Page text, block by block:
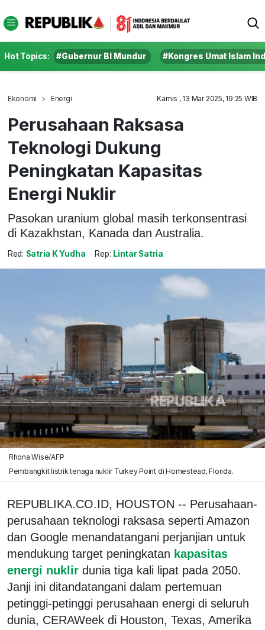
Hot Topics: #Gubernur BI Mundur #Kongres Umat Islam
Ekonomi Energi Kamis , 13 Mar 2025, 19:25 WIB
Perusahaan Raksasa
Teknologi Dukung
Peningkatan Kapasitas
Energi Nuklir
Pasokan uranium global masih terkonsentrasi
di Kazakhstan, Kanada dan Australia.
Red: Satria K Yudha Rep: Lintar Satria
Rhona Wise/AFP
Pembangkit listrik tenaga nuklir Turkey Point di Homestead, Florida.
REPUBLIKA.CO.ID, HOUSTON -- Perusahaan-
perusahaan teknologi raksasa seperti Amazon
dan Google menandatangani perjanjian untuk
mendukung target peningkatan kapasitas
energi nuklir dunia tiga kali lipat pada 2050.
Janji ini ditandatangani dalam pertemuan
petinggi-petinggi perusahaan energi di seluruh
dunia, CERAWeek di Houston, Texas, Amerika